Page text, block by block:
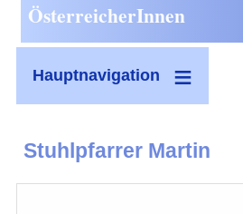
ÖsterreicherInnen
Hauptnavigation
Stuhlpfarrer Martin